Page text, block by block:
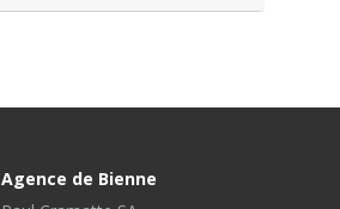
Agence de Bienne